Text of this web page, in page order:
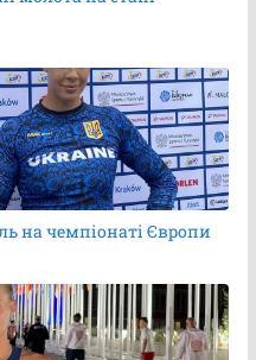
на чемпіонаті Європи